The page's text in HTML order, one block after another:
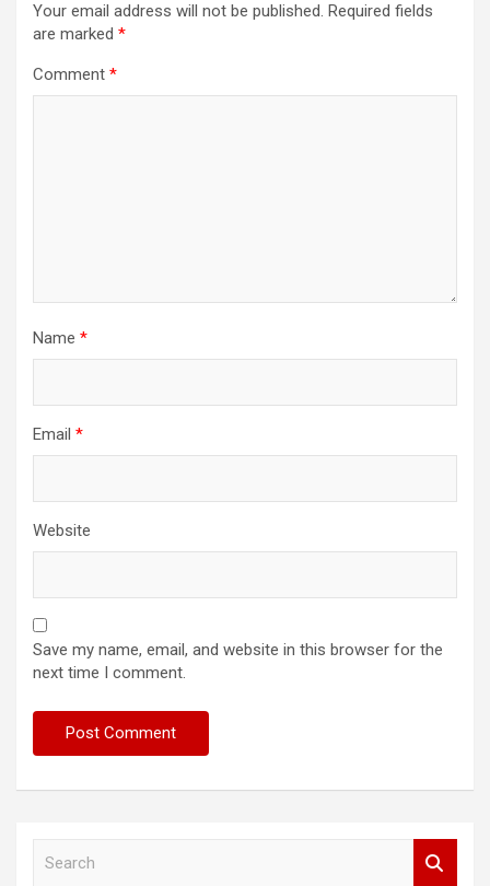
Your email address will not be published. Required fields
are marked *
Comment *
Name *
Email *
Website
Save my name, email, and website in this browser for the
next time I comment.